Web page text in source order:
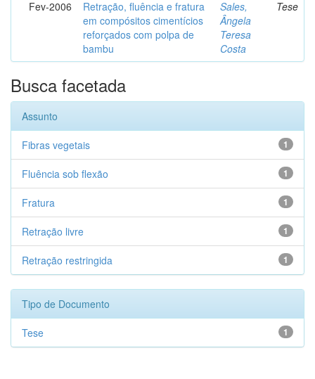
Fev-2006
Retração, fluência e fratura
em compósitos cimentícios
reforçados com polpa de
bambu
Sales,
Ângela
Teresa
Costa
Tese
Busca facetada
Assunto
1
Fibras vegetais
1
Fluência sob flexão
1
Fratura
1
Retração livre
1
Retração restringida
Tipo de Documento
1
Tese